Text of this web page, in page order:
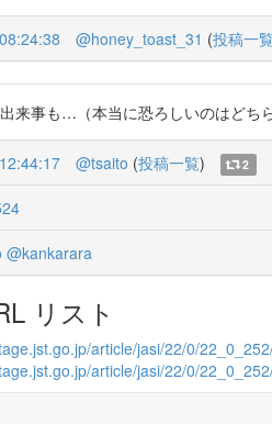
@honey_toast_31 (投稿一
来事も…（本当に恐ろしいのはどち
@tsaito (投稿一覧) 2
@kankarara
リスト
article/jasi/22/0/
article/jasi/22/0/